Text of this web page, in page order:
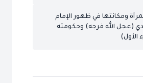
ومكانتها في ظهور الإمام
(عجل الله فرجه) وحكومته
الأول)